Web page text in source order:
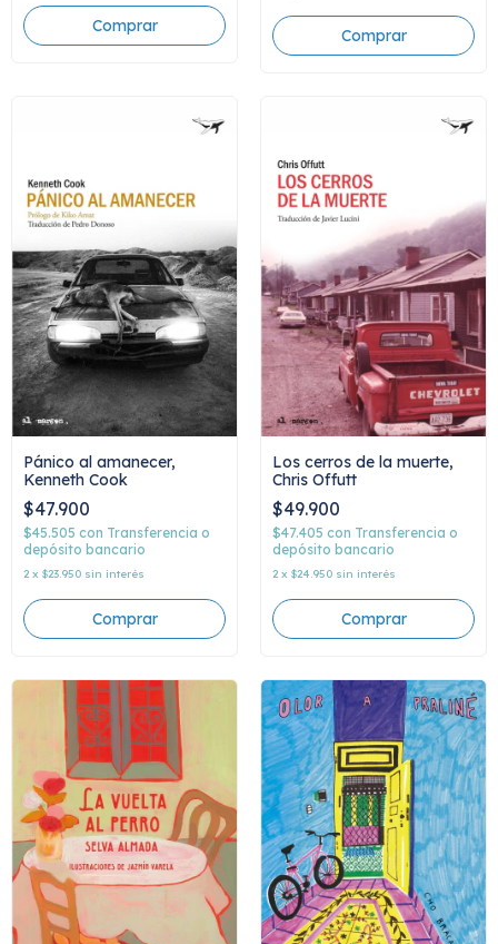
Pánico al amanecer,
Kenneth Cook
$47.900
$45.505 con Transferencia o
depósito bancario
2 x $23.950 sin interés
Los cerros de la muerte,
Chris Offutt
$49.900
$47.405 con Transferencia o
depósito bancario
2 x $24.950 sin interés